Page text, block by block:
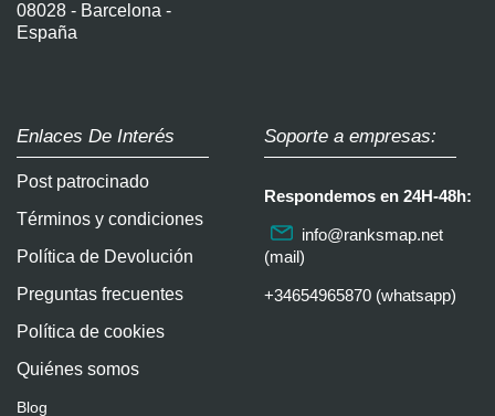
08028 - Barcelona -
España
Enlaces De Interés
Post patrocinado
Términos y condiciones
Política de Devolución
Preguntas frecuentes
Política de cookies
Quiénes somos
Blog
Soporte a empresas:
Respondemos en 24H-48h:
info@ranksmap.net
(mail)
+34654965870 (whatsapp)